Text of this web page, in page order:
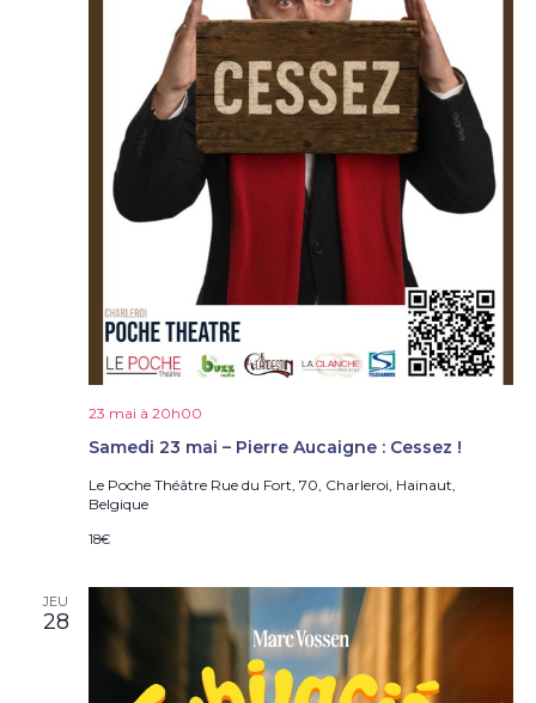
Samedi 23 mai – Pierre Aucaigne : Cessez !
23 mai à 20h00
Le Poche Théâtre Rue du Fort, 70, Charleroi, Hainaut,
Belgique
18€
JEU
28